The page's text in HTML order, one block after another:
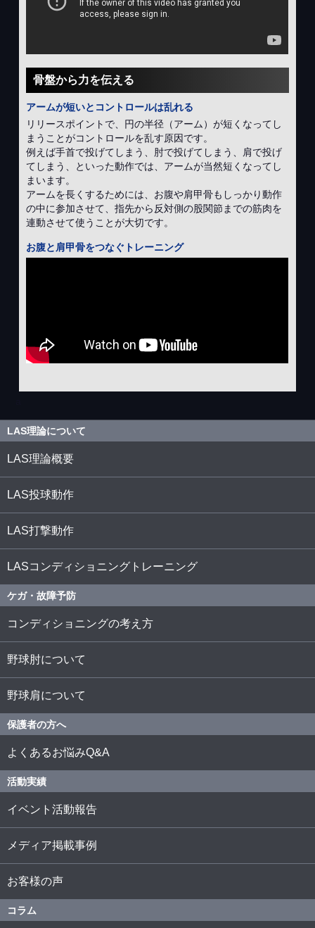
骨盤から力を伝える
アームが短いとコントロールは乱れる
リリースポイントで、円の半径（アーム）が短くなってし
まうことがコントロールを乱す原因です。
例えば手首で投げてしまう、肘で投げてしまう、肩で投げ
てしまう、といった動作では、アームが当然短くなってし
まいます。
アームを長くするためには、お腹や肩甲骨もしっかり動作
の中に参加させて、指先から反対側の股関節までの筋肉を
連動させて使うことが大切です。
お腹と肩甲骨をつなぐトレーニング
LAS理論について
LAS理論概要
LAS投球動作
LAS打撃動作
LASコンディショニングトレーニング
ケガ・故障予防
コンディショニングの考え方
野球肘について
野球肩について
保護者の方へ
よくあるお悩みQ&A
活動実績
イベント活動報告
メディア掲載事例
お客様の声
コラム